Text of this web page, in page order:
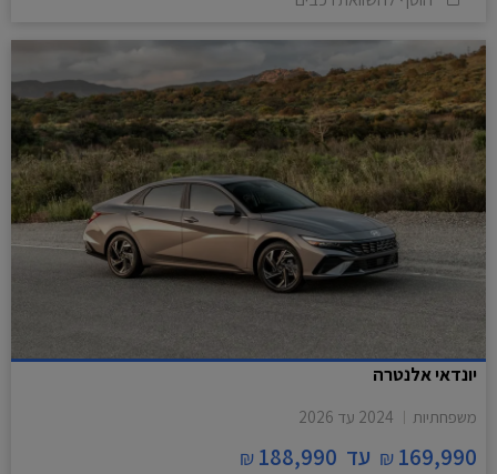
יונדאי אלנטרה
משפחתיות 2024 עד 2026
169,990
₪ עד 188,990
₪